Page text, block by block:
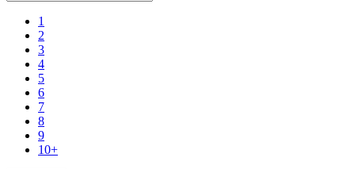
1
2
3
4
5
6
7
8
9
10+